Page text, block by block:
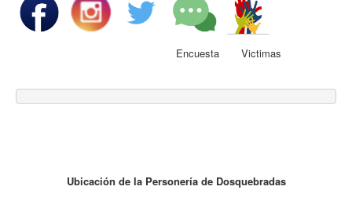
Participa
Encuesta Victimas
Ubicación de la Personería de Dosquebradas